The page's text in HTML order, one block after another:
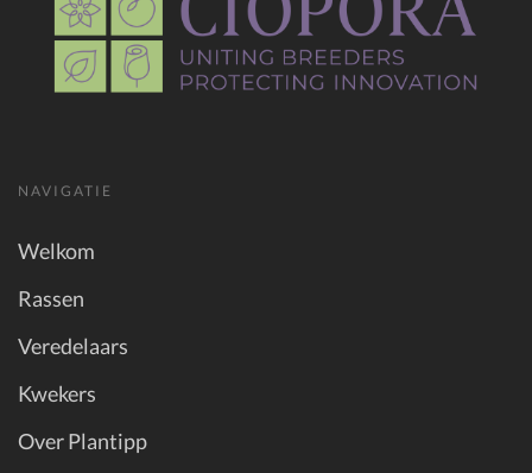
NAVIGATIE
Welkom
Rassen
Veredelaars
Kwekers
Over Plantipp